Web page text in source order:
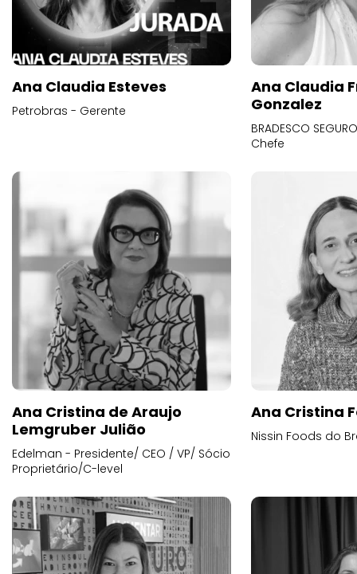
Ana Claudia Esteves
Petrobras - Gerente
Ana Claudia
Gonzalez
BRADESCO
Chefe
Ana Cristina de Araujo
Lemgruber Julião
Edelman - Presidente/ CEO / VP/ Sócio
Proprietário/C-level
Ana Cristina
Nissin Foods do